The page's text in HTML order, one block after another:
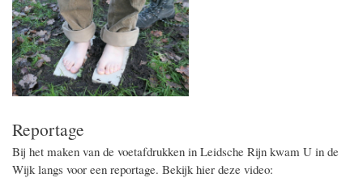
Reportage
Bij het maken van de voetafdrukken in Leidsche Rijn kwam U in de
Wijk langs voor een reportage. Bekijk hier deze video: